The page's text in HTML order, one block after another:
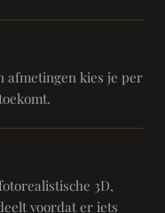
afmetingen kies je per
3D,
voordat er iets